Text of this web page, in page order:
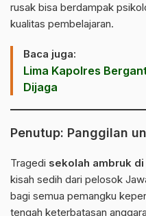
rusak bisa berdampak
kualitas pembelajaran.
Baca juga:
Lima Kapolres
Dijaga
Penutup: Panggilan
Tragedi sekolah ambruk
kisah sedih dari pelosok
bagi semua pemangku
tengah keterbatasan